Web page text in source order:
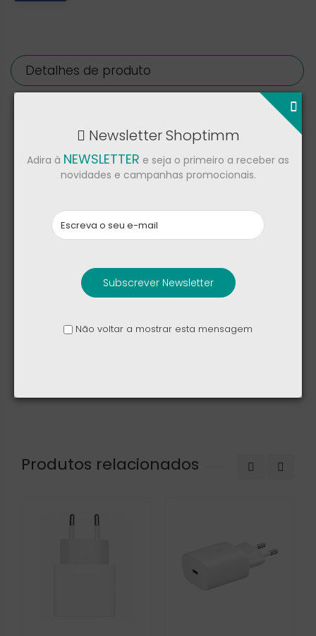
Detalhes de produto
Marca Xiaomi
Referência BHR6039EU
Ficha de dados
Produtos relacionados
Newsletter Shoptimm
Adira à NEWSLETTER e seja o primeiro a receber as
novidades e campanhas promocionais.
Subscrever Newsletter
Não voltar a mostrar esta mensagem